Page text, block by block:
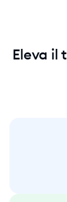
Eleva il